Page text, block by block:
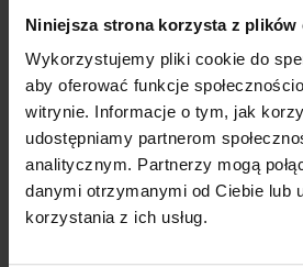
Niniejsza strona korzysta z plików
Wykorzystujemy pliki cookie do
aby oferować funkcje
witrynie. Informacje o tym, jak
udostępniamy partnerom
analitycznym. Partnerzy mogą
danymi otrzymanymi od Ciebie lub
korzystania z ich usług.
całym domu, zaskakując
oraz gości!
Wiosna tuż, tuż – nie oglądaj
już teraz sprawdź, co
aktualny sezon w naszej
nadchodzące miesiące będą
przyjemniejsze, za sprawą
jak również mydełek do
Pamiętaj, że tylko naturalne